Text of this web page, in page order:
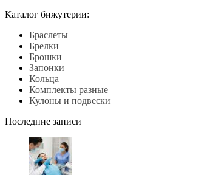
Каталог бижутерии:
Браслеты
Брелки
Брошки
Запонки
Кольца
Комплекты разные
Кулоны и подвески
Последние записи